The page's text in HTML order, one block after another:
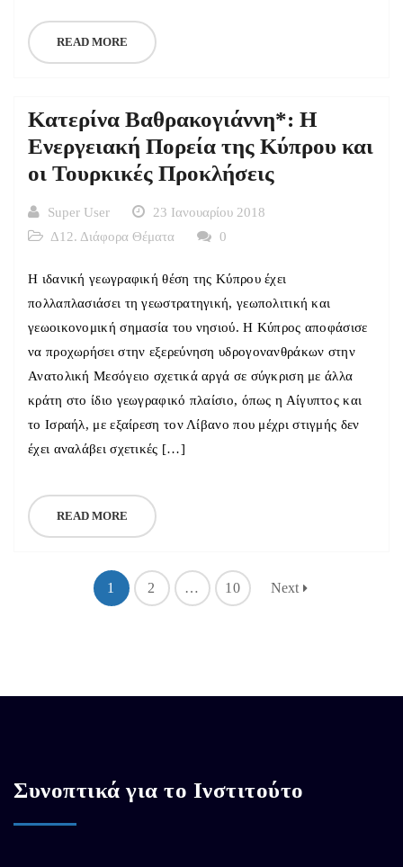
READ MORE
Κατερίνα Βαθρακογιάννη*: Η
Ενεργειακή Πορεία της Κύπρου και
οι Τουρκικές Προκλήσεις
Super User
23 Ιανουαρίου 2018
Δ12. Διάφορα Θέματα
0
Η ιδανική γεωγραφική θέση της Κύπρου έχει
πολλαπλασιάσει τη γεωστρατηγική, γεωπολιτική και
γεωοικονομική σημασία του νησιού. Η Κύπρος αποφάσισε
να προχωρήσει στην εξερεύνηση υδρογονανθράκων στην
Ανατολική Μεσόγειο σχετικά αργά σε σύγκριση με άλλα
κράτη στο ίδιο γεωγραφικό πλαίσιο, όπως η Αίγυπτος και
το Ισραήλ, με εξαίρεση τον Λίβανο που μέχρι στιγμής δεν
έχει αναλάβει σχετικές […]
READ MORE
1 2 … 10 Next
Συνοπτικά για το Ινστιτούτο